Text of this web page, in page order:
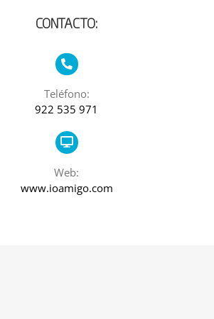
CONTACTO:
Teléfono:
922 535 971
Web:
www.ioamigo.com